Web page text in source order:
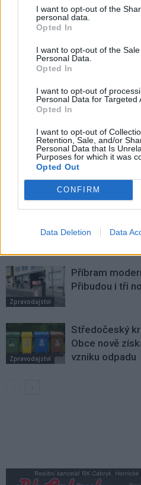
I want to opt-out of the
personal data.
Opted In
I want to opt-out of the
Personal Data.
Opted In
I want to opt-out of
Personal Data for Targeted
Opted In
I want to opt-out of
Retention, Sale, and/or
Personal Data that Is
Purposes for which it was
Opted Out
CONFIRM
Data Deletion Data
Z letošní sezony v letním kině
máme smíšené pocity, říká
ředitel SZM Jan Slaba
SOUVISEJÍCÍ ČLÁNKY
VÍCE OD AUTORA
výborné
Zpravodajství
Příbram
Přibudou i tři
Zpravodajství
Středočeský
Obce nově
vzniku odpadu